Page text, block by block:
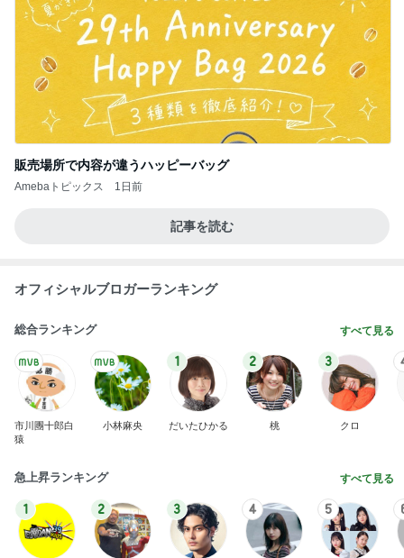
販売場所で内容が違うハッピーバッグ
Amebaトピックス 1日前
記事を読む
オフィシャルブロガーランキング
総合ランキング すべて見る
市川團十郎白
猿
小林麻央
1
だいたひかる
2
桃
3
クロ
急上昇ランキング すべて見る
1 2 3 4 5